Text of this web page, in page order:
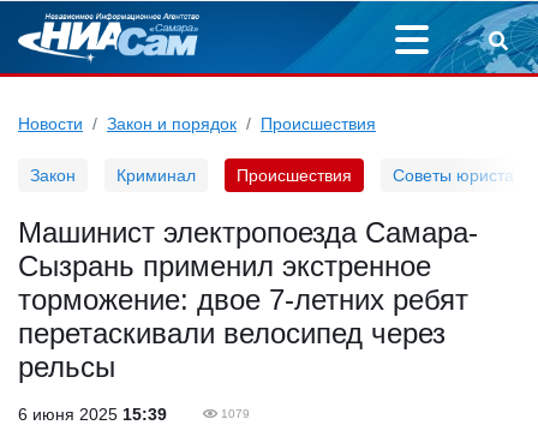
Новости Закон и порядок Происшествия
Закон Криминал Происшествия Советы юриста
Машинист электропоезда Самара-
Сызрань применил экстренное
торможение: двое 7-летних ребят
перетаскивали велосипед через
рельсы
6 июня 2025 15:39 1079